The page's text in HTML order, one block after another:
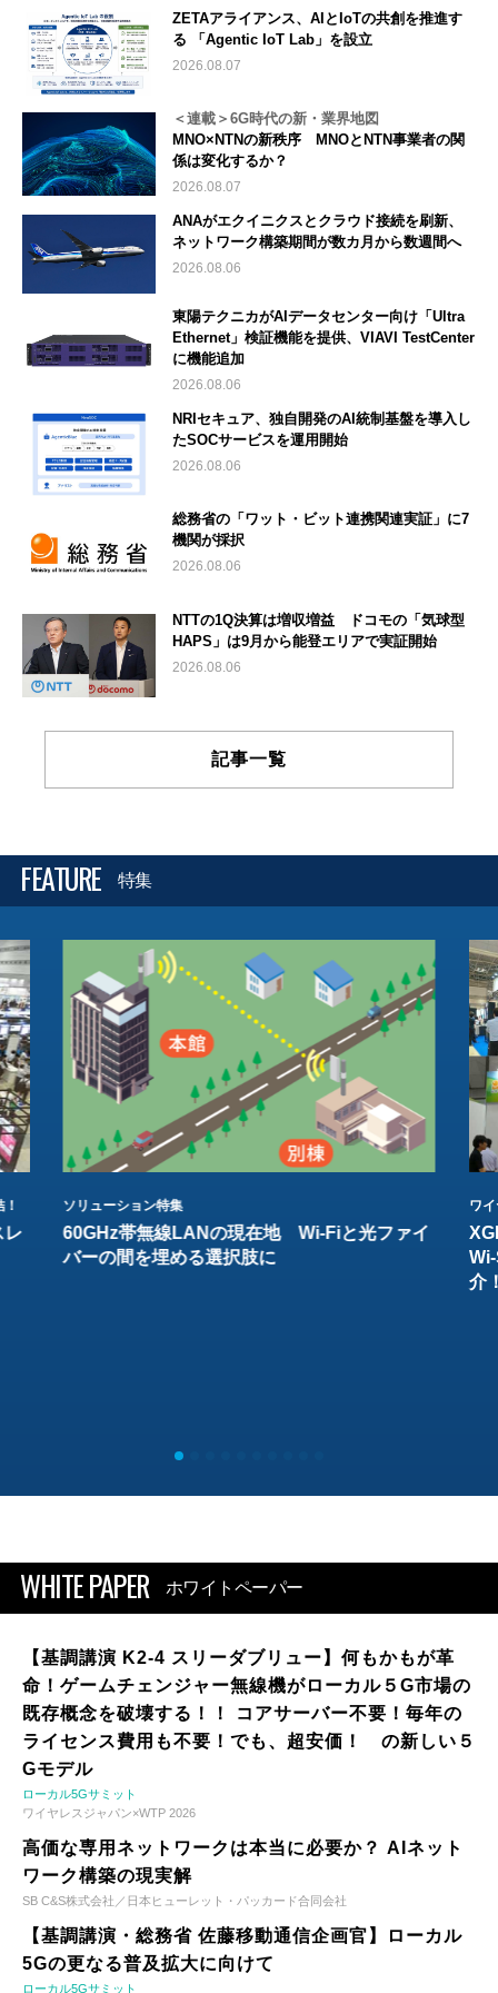
ZETAアライアンス、AIとIoTの共創を推進す
る 「Agentic IoT Lab」を設立
2026.08.07
＜連載＞6G時代の新・業界地図
MNO×NTNの新秩序 MNOとNTN事業者の関
係は変化するか？
2026.08.07
ANAがエクイニクスとクラウド接続を刷新、
ネットワーク構築期間が数カ月から数週間へ
2026.08.06
東陽テクニカがAIデータセンター向け「Ultra
Ethernet」検証機能を提供、VIAVI TestCenter
に機能追加
2026.08.06
NRIセキュア、独自開発のAI統制基盤を導入し
たSOCサービスを運用開始
2026.08.06
総務省の「ワット・ビット連携関連実証」に7
機関が採択
2026.08.06
NTTの1Q決算は増収増益 ドコモの「気球型
HAPS」は9月から能登エリアで実証開始
2026.08.06
記事一覧
FEATURE 特集
レ
ソリューション特集
60GHz帯無線LANの現在地 Wi-Fiと光ファイ
バーの間を埋める選択肢に
ワ
介
WHITE PAPER ホワイトペーパー
【基調講演 K2-4 スリーダブリュー】何もかもが革
命！ゲームチェンジャー無線機がローカル５G市場の
既存概念を破壊する！！ コアサーバー不要！毎年の
ライセンス費用も不要！でも、超安価！ の新しい５
Gモデル
ローカル5Gサミット
ワイヤレスジャパン×WTP 2026
高価な専用ネットワークは本当に必要か？ AIネット
ワーク構築の現実解
SB C&S株式会社／日本ヒューレット・パッカード合同会社
【基調講演・総務省 佐藤移動通信企画官】ローカル
5Gの更なる普及拡大に向けて
ローカル5Gサミット